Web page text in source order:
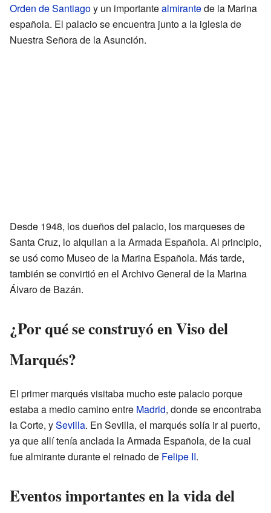
Orden de Santiagoy un importantealmirantede la Marina
española. El palacio se encuentra junto a la iglesia de
Nuestra Señora de la Asunción.
Desde 1948, los dueños del palacio, los marqueses de
Santa Cruz, lo alquilan a la Armada Española. Al principio,
se usó como Museo de la Marina Española. Más tarde,
también se convirtió en el Archivo General de la Marina
Álvaro de Bazán.
¿Por qué se construyó en Viso del
Marqués?
El primer marqués visitaba mucho este palacio porque
estaba a medio camino entre Madrid, donde se encontraba
la Corte, ySevilla. En Sevilla, el marqués solía ir al puerto,
ya que allí tenía anclada la Armada Española, de la cual
fue almirante durante el reinado de Felipe II.
Eventos importantes en la vida del